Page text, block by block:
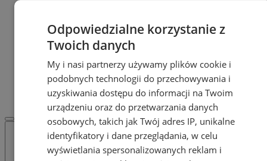
Dodaj ogłoszenie
POLECAMY
Protocol IT
Pracuj.pl - praca w Żorach
REKLAMA
WSPÓŁPRACA
Odpowiedzialne korzystanie z
Twoich danych
My i nasi partnerzy używamy plików cookie i
podobnych technologii do przechowywania i
uzyskiwania dostępu do informacji na Twoim
urządzeniu oraz do przetwarzania danych
osobowych, takich jak Twój adres IP, unikalne
identyfikatory i dane przeglądania, w celu
wyświetlania spersonalizowanych reklam i